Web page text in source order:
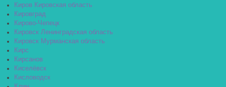
Киров Кировская область
Кировград
Кирово-Чепецк
Кировск Ленинградская область
Кировск Мурманская область
Кирс
Кирсанов
Киселёвск
Кисловодск